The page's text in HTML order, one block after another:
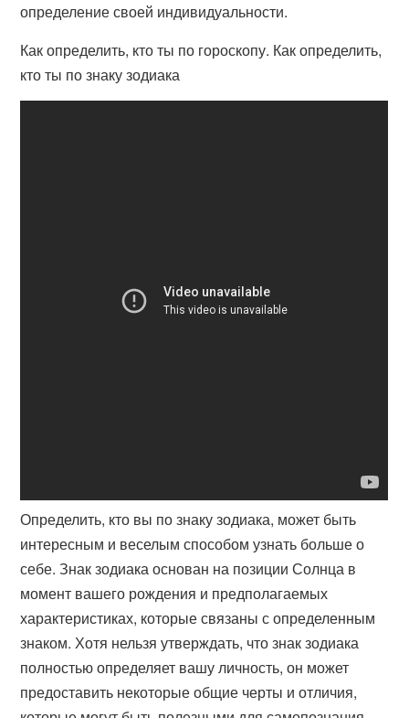
определение своей индивидуальности.
Как определить, кто ты по гороскопу. Как определить,
кто ты по знаку зодиака
Определить, кто вы по знаку зодиака, может быть
интересным и веселым способом узнать больше о
себе. Знак зодиака основан на позиции Солнца в
момент вашего рождения и предполагаемых
характеристиках, которые связаны с определенным
знаком. Хотя нельзя утверждать, что знак зодиака
полностью определяет вашу личность, он может
предоставить некоторые общие черты и отличия,